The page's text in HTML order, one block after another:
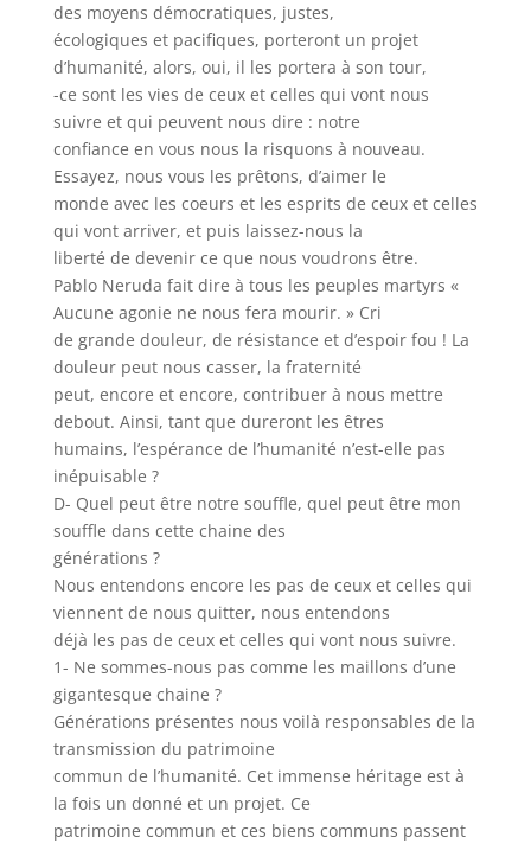
des moyens démocratiques, justes,
écologiques et pacifiques, porteront un projet
d’humanité, alors, oui, il les portera à son tour,
-ce sont les vies de ceux et celles qui vont nous
suivre et qui peuvent nous dire : notre
confiance en vous nous la risquons à nouveau.
Essayez, nous vous les prêtons, d’aimer le
monde avec les coeurs et les esprits de ceux et celles
qui vont arriver, et puis laissez-nous la
liberté de devenir ce que nous voudrons être.
Pablo Neruda fait dire à tous les peuples martyrs «
Aucune agonie ne nous fera mourir. » Cri
de grande douleur, de résistance et d’espoir fou ! La
douleur peut nous casser, la fraternité
peut, encore et encore, contribuer à nous mettre
debout. Ainsi, tant que dureront les êtres
humains, l’espérance de l’humanité n’est-elle pas
inépuisable ?
D- Quel peut être notre souffle, quel peut être mon
souffle dans cette chaine des
générations ?
Nous entendons encore les pas de ceux et celles qui
viennent de nous quitter, nous entendons
déjà les pas de ceux et celles qui vont nous suivre.
1- Ne sommes-nous pas comme les maillons d’une
gigantesque chaine ?
Générations présentes nous voilà responsables de la
transmission du patrimoine
commun de l’humanité. Cet immense héritage est à
la fois un donné et un projet. Ce
patrimoine commun et ces biens communs passent